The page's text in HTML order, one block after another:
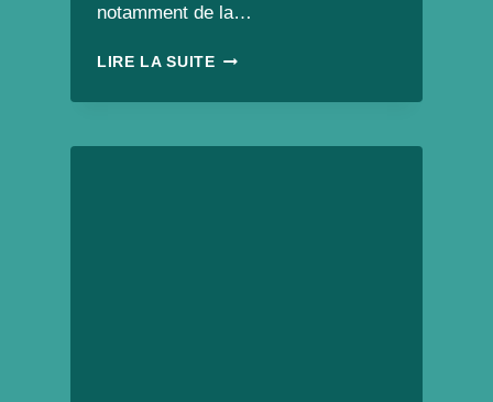
notamment de la…
LIRE LA SUITESOIRÉE
WORK
DINATOIRE